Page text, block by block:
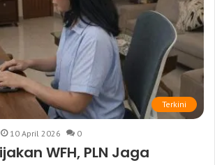
Terkini
10 April 2026 0
WFH, PLN Jaga